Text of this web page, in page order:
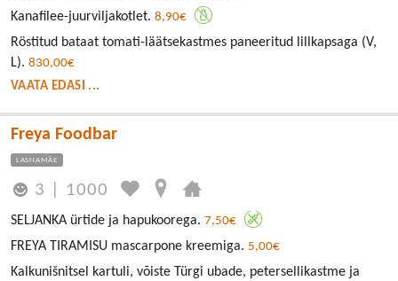
Kanafilee-juurviljakotlet. 8,90€
Röstitud bataat tomati-läätsekastmes paneeritud lillkapsaga (V,
L). 830,00€
VAATA EDASI ...
Freya Foodbar
LASNAMÄE
3 1000
SELJANKA ürtide ja hapukoorega. 7,50€
FREYA TIRAMISU mascarpone kreemiga. 5,00€
Kalkunišnitsel kartuli, võiste Türgi ubade, petersellikastme ja